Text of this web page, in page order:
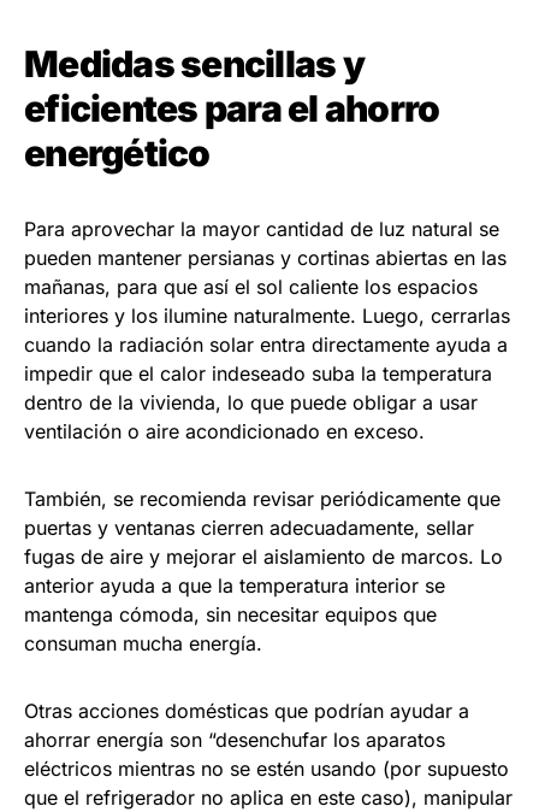
Medidas sencillas y
eficientes para el ahorro
energético
Para aprovechar la mayor cantidad de luz natural se
pueden mantener persianas y cortinas abiertas en las
mañanas, para que así el sol caliente los espacios
interiores y los ilumine naturalmente. Luego, cerrarlas
cuando la radiación solar entra directamente ayuda a
impedir que el calor indeseado suba la temperatura
dentro de la vivienda, lo que puede obligar a usar
ventilación o aire acondicionado en exceso.
También, se recomienda revisar periódicamente que
puertas y ventanas cierren adecuadamente, sellar
fugas de aire y mejorar el aislamiento de marcos. Lo
anterior ayuda a que la temperatura interior se
mantenga cómoda, sin necesitar equipos que
consuman mucha energía.
Otras acciones domésticas que podrían ayudar a
ahorrar energía son “desenchufar los aparatos
eléctricos mientras no se estén usando (por supuesto
que el refrigerador no aplica en este caso), manipular